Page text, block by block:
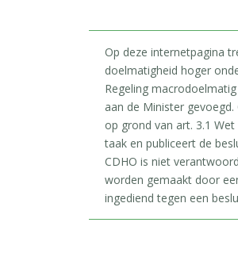
Op deze internetpagina
doelmatigheid hoger
Regeling
aan de Minister
op grond van art. 3.1
taak en publiceert de
CDHO is niet
worden gemaakt door
ingediend tegen een